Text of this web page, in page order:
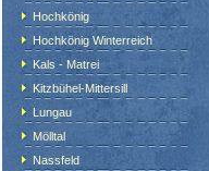
Hochkönig
Hochkönig Winterreich
Kals - Matrei
Kitzbühel-Mittersill
Lungau
Mölltal
Nassfeld